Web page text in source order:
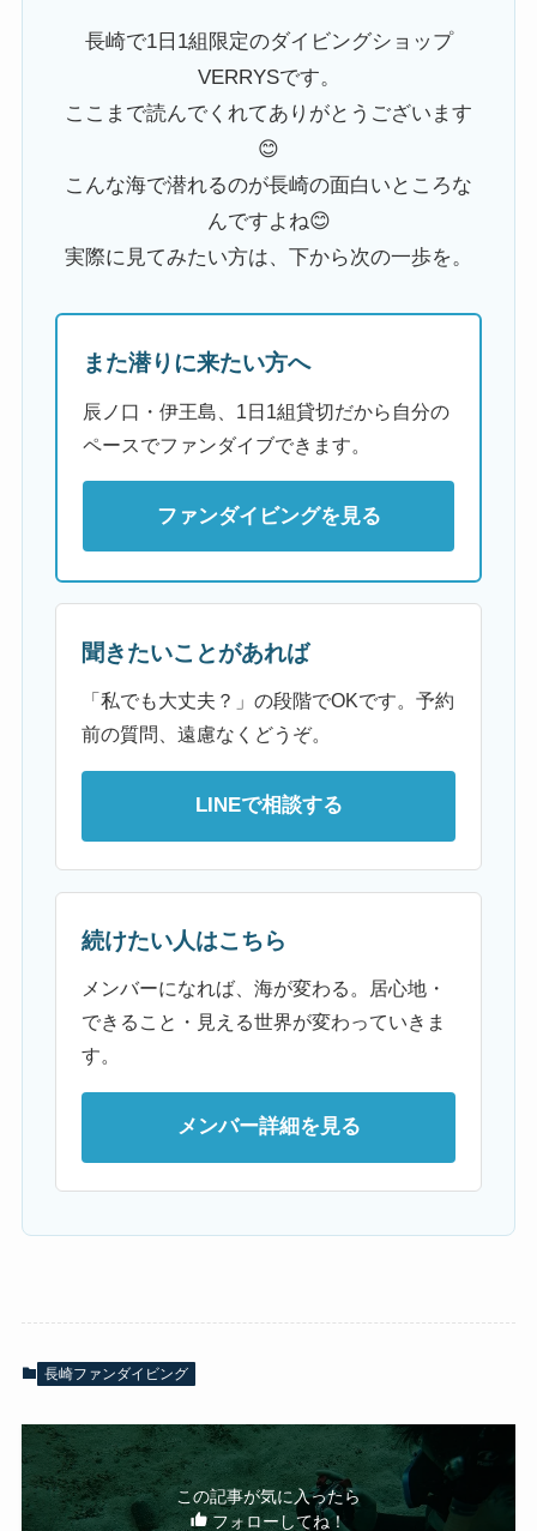
長崎で1日1組限定のダイビングショップ
VERRYSです。
ここまで読んでくれてありがとうございます
😊
こんな海で潜れるのが長崎の面白いところな
んですよね😊
実際に見てみたい方は、下から次の一歩を。
また潜りに来たい方へ
辰ノ口・伊王島、1日1組貸切だから自分の
ペースでファンダイブできます。
ファンダイビングを見る
聞きたいことがあれば
「私でも大丈夫？」の段階でOKです。予約
前の質問、遠慮なくどうぞ。
LINEで相談する
続けたい人はこちら
メンバーになれば、海が変わる。居心地・
できること・見える世界が変わっていきま
す。
メンバー詳細を見る
長崎ファンダイビング
この記事が気に入ったら
フォローしてね！